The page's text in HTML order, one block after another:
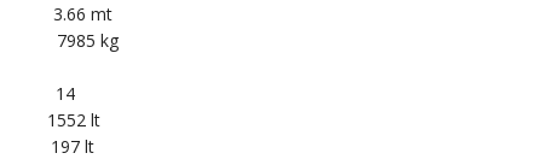
mt
kg
14
1552 lt
197 lt